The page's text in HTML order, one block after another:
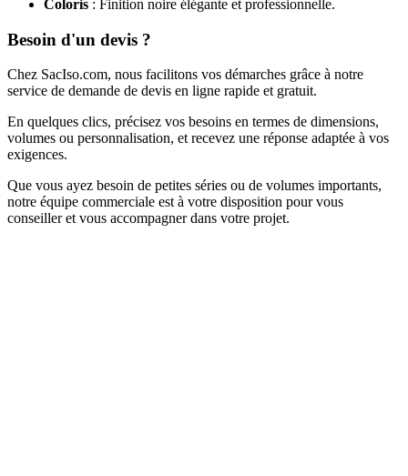
Coloris : Finition noire élégante et professionnelle.
Besoin d'un devis ?
Chez SacIso.com, nous facilitons vos démarches grâce à notre
service de demande de devis en ligne rapide et gratuit.
En quelques clics, précisez vos besoins en termes de dimensions,
volumes ou personnalisation, et recevez une réponse adaptée à vos
exigences.
Que vous ayez besoin de petites séries ou de volumes importants,
notre équipe commerciale est à votre disposition pour vous
conseiller et vous accompagner dans votre projet.